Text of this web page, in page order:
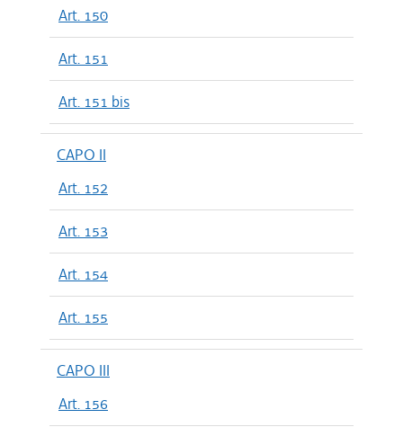
Art. 150
Art. 151
Art. 151 bis
CAPO II
Art. 152
Art. 153
Art. 154
Art. 155
CAPO III
Art. 156